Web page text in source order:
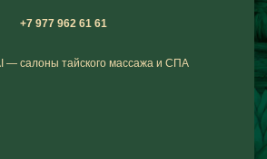
+7 977 962 61 61
— салоны тайского массажа и СПА